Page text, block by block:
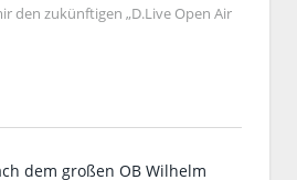
den zukünftigen „D.Live Open Air